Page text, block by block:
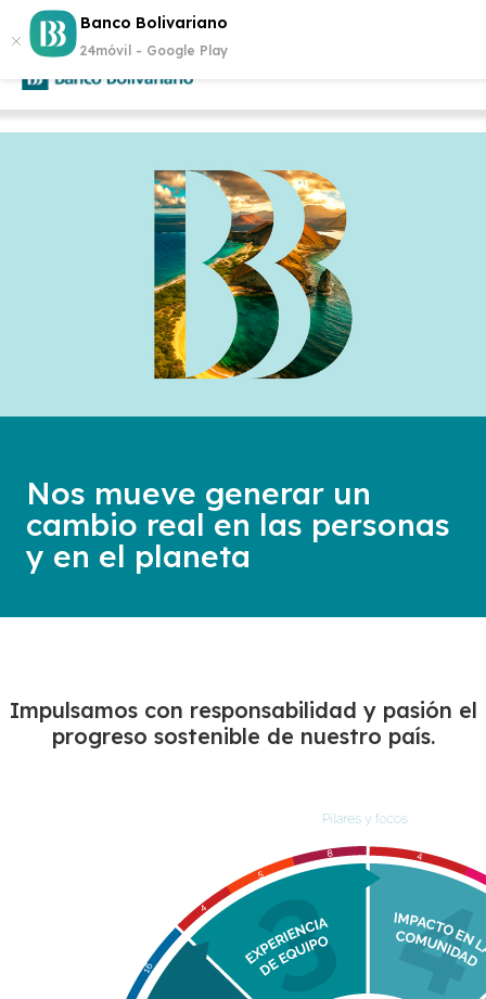
Banco Bolivariano
24móvil - Google Play
¡Gana $500 cada semana!Abre tu cuenta
Nos mueve generar un
cambio real en las personas
y en el planeta
Impulsamos con responsabilidad y pasión el
progreso sostenible de nuestro país​.